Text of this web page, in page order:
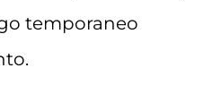
temporaneo